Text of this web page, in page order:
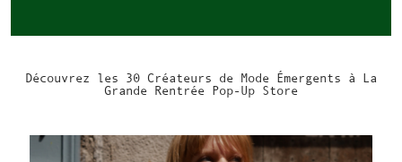
Découvrez les 30 Créateurs de Mode Émergents à La
Grande Rentrée Pop-Up Store